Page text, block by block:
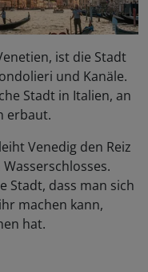
ist die Stadt
und Kanäle.
Stadt in Italien, an
erbaut.
Venedig den Reiz
Stadt, dass man sich
machen kann,
hat.